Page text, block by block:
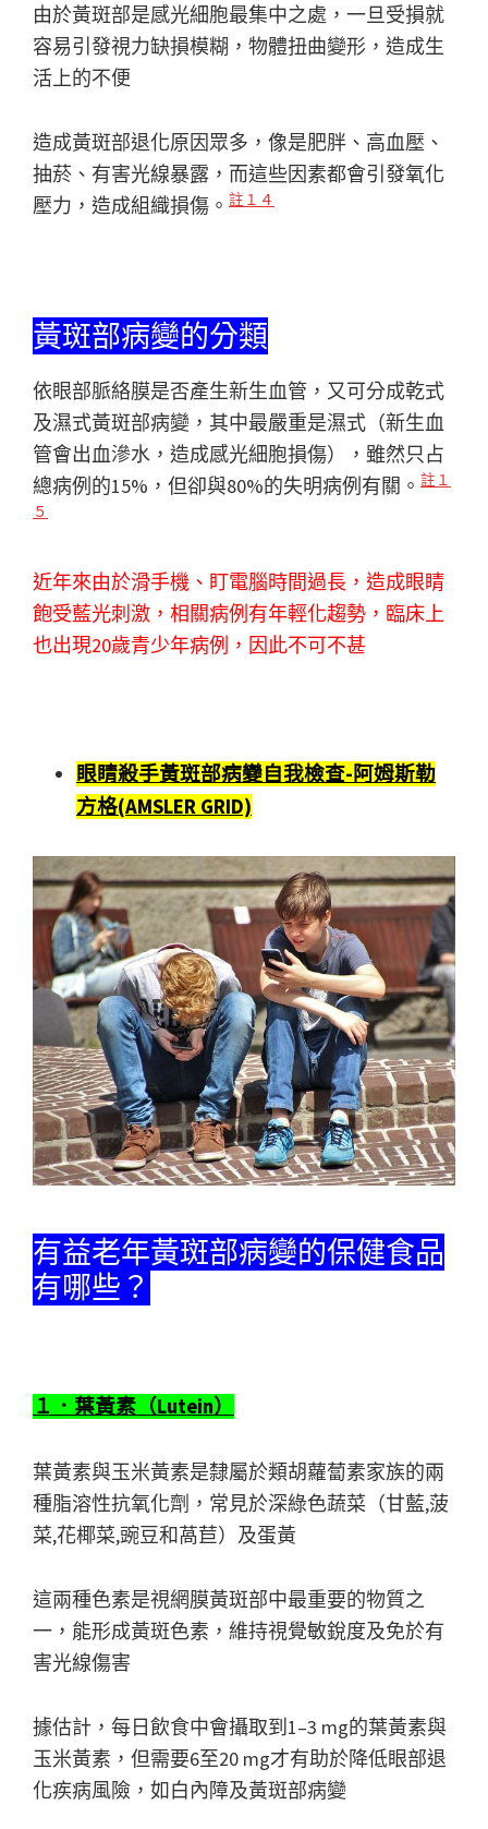
由於黃斑部是感光細胞最集中之處，一旦受損就
容易引發視力缺損模糊，物體扭曲變形，造成生
活上的不便
造成黃斑部退化原因眾多，像是肥胖、高血壓、
抽菸、有害光線暴露，而這些因素都會引發氧化
壓力，造成組織損傷。 註１４
黃斑部病變的分類
依眼部脈絡膜是否產生新生血管，又可分成乾式
及濕式黃斑部病變，其中最嚴重是濕式（新生血
管會出血滲水，造成感光細胞損傷），雖然只占
總病例的15%，但卻與80%的失明病例有關。 註１
５
近年來由於滑手機、盯電腦時間過長，造成眼睛
飽受藍光刺激，相關病例有年輕化趨勢，臨床上
也出現20歲青少年病例，因此不可不甚
眼睛殺手黃斑部病變自我檢查-阿姆斯勒
方格(AMSLER GRID)
有益老年黃斑部病變的保健食品
有哪些？
１．葉黃素（Lutein）
葉黃素與玉米黃素是隸屬於類胡蘿蔔素家族的兩
種脂溶性抗氧化劑，常見於深綠色蔬菜（甘藍,菠
菜,花椰菜,豌豆和萵苣）及蛋黃
這兩種色素是視網膜黃斑部中最重要的物質之
一，能形成黃斑色素，維持視覺敏銳度及免於有
害光線傷害
據估計，每日飲食中會攝取到1–3 mg的葉黃素與
玉米黃素，但需要6至20 mg才有助於降低眼部退
化疾病風險，如白內障及黃斑部病變